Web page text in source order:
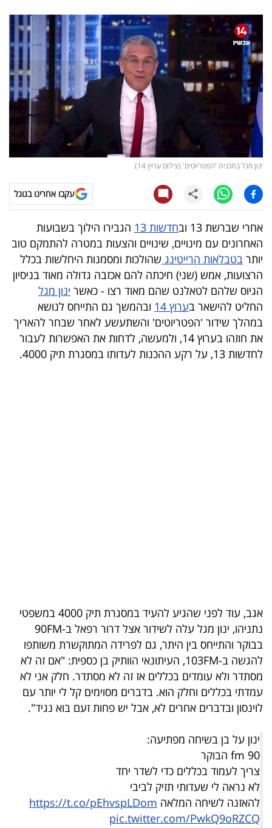
מדדים
ומחקרים
דעות
רכילות
עסקית
קריפטו
ויראלי
טלוויזיה
עסקי
ספורט
קריירה
ולימודים
מינויים
רייטינג
40
UNDER
40
שיתופי
פעולה
דרושים
ניוזלטרים
ינון מגל בתכנית 'הפטריוטים' (צילום ערוץ 14)
עקבו אחרינו בגוגל
אחרי שברשת 13 וב חדשות 13
הגבירו הילוך בשבועות
האחרונים עם מינויים, שינויים והצעות במטרה להתמקם טוב
יותר בטבלאות הרייטינג שהולכות ומסמנות היחלשות בכלל
הרצועות, אמש (שני) חיכתה להם אכזבה גדולה מאוד בניסיון
הגיוס שלהם לטאלנט שהם מאוד רצו - כאשר ינון מגל
החליט להישאר בערוץ 14
ובהמשך גם התייחס לנושא
במהלך שידור 'הפטריוטים' והשתעשע לאחר שבחר להאריך
את חוזהו בערוץ 14, ולמעשה, לדחות את האפשרות לעבור
לחדשות 13, על רקע ההכנות לעדותו במסגרת תיק 4000.
אגב, עוד לפני שהגיע להעיד במסגרת תיק 4000 במשפטי
נתניהו, ינון מגל עלה לשידור אצל דרור רפאל ב-90FM
בבוקר והתייחס בין היתר, גם לפרידה המתוקשרת משותפו
להגשה ב-103FM, העיתונאי הוותיק בן כספית: "אם זה לא
מסתדר ולא עומדים בכללים אז זה לא מסתדר. חלק אני לא
עמדתי בכללים וחלק הוא. בדברים מסוימים קל לי יותר עם
לוינסון ובדברים אחרים לא, אבל יש פחות זעם בוא נגיד".
ינון על בן בשיחה מפתיעה:
90 fm הבוקר
צריך לעמוד בכללים כדי לשדר יחד
לא נראה לי שעדותי תזיק לביבי
להאזנה לשיחה המלאה https://t.co/pEhvspLDom
pic.twitter.com/PwkQ9oRZCQ